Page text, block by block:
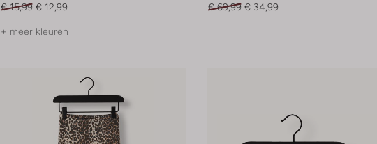
€ 15,99 € 12,99
+ meer kleuren
€ 69,99 € 34,99